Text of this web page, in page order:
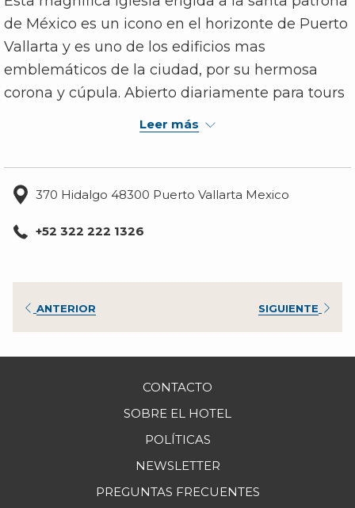
de México es un icono en el horizonte de Puerto
Vallarta y es uno de los edificios mas
emblemáticos de la ciudad, por su hermosa
corona y cúpula. Abierto diariamente para tours
y servicios religiosos y misas tanto en inglés y
español los fines de semana.
Uno de sus atractivos principales son las
tradicionales peregrinaciones, celebradas los
que, locales y visitantes, recorren las calles del
devoción a la virgen de Guadalupe.
Leer más
370 Hidalgo 48300 Puerto Vallarta Mexico
+52 322 222 1326
ANTERIOR SIGUIENTE
CONTACTO
SOBRE EL HOTEL
POLÍTICAS
NEWSLETTER
PREGUNTAS FRECUENTES